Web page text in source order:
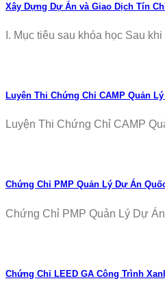
Xây Dựng Dự Án và Giao Dịch Tín
I. Mục tiêu sau khóa học Sau
Luyện Thi Chứng Chỉ CAMP Quản
Luyện Thi Chứng Chỉ CAMP
Chứng Chỉ PMP Quản Lý Dự Án
Chứng Chỉ PMP Quản Lý Dự
Chứng Chỉ LEED GA Công Trình